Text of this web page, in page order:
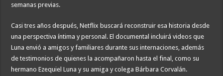
semanas previas.
Casi tres años después, Netflix buscará reconstruir esa historia desde
una perspectiva íntima y personal. El documental incluirá videos que
Luna envió a amigos y familiares durante sus internaciones, además
de testimonios de quienes la acompañaron hasta el final, como su
hermano Ezequiel Luna y su amiga y colega Bárbara Corvalán.